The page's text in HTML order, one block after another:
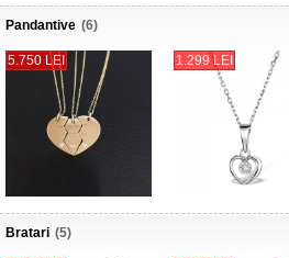
Pandantive (6)
5.750 LEI 1.299 LEI
Bratari (5)